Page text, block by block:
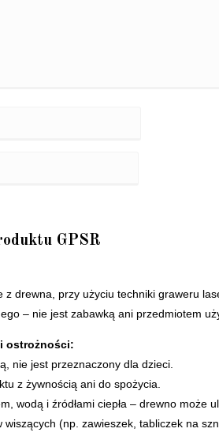
GPSR
z drewna, przy użyciu techniki graweru
– nie jest zabawką ani przedmiotem
ostrożności:
nie jest przeznaczony dla dzieci.
z żywnością ani do spożycia.
wodą i źródłami ciepła – drewno może
wiszących (np. zawieszek, tabliczek na